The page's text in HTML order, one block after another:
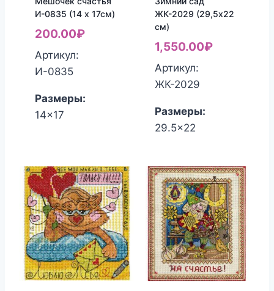
И-0835 (14 х 17см)
200.00₽
Артикул:
И-0835
Размеры:
14x17
ЖК-2029 (29,5х22
см)
1,550.00₽
Артикул:
ЖК-2029
Размеры:
29.5x22